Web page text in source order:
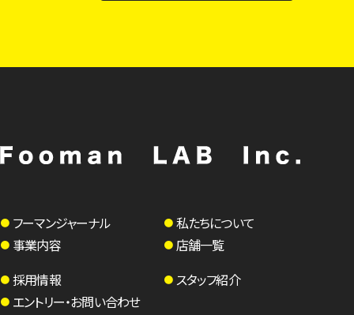
フーマンジャーナル
私たちについて
事業内容
店舗一覧
採用情報
スタッフ紹介
エントリー・お問い合わせ